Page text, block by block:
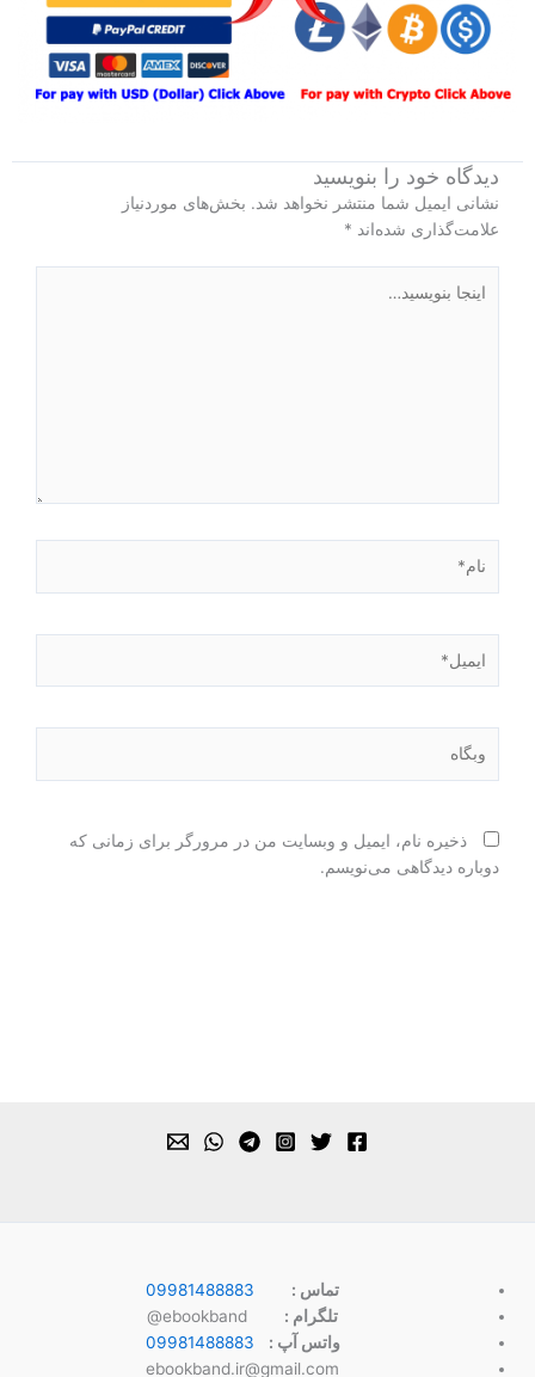
دیدگاه‌ خود را بنویسید
نشانی ایمیل شما منتشر نخواهد شد. بخش‌های موردنیاز
علامت‌گذاری شده‌اند *
بنویسید…
ذخیره نام، ایمیل و وبسایت من در مرورگر برای زمانی که
دوباره دیدگاهی می‌نویسم.
تماس :
09981488883
تلگرام :
واتس آپ :
09981488883
ebookband.ir@gmail.com